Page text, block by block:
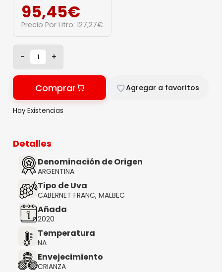
95,45€
Precio Por Litro: 127,27€
- +
Comprar Agregar a favoritos
Hay Existencias
Detalles
Denominación de Origen
ARGENTINA
Tipo de Uva
CABERNET FRANC, MALBEC
Añada
2020
Temperatura
NA
Envejecimiento
CRIANZA